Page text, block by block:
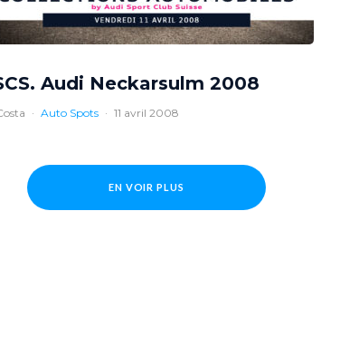
Audi Neckarsulm 2008
· Auto Spots · 11 avril 2008
EN VOIR PLUS